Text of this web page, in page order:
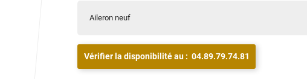
Aileron neuf
Vérifier la disponibilité au : 04.89.79.74.81